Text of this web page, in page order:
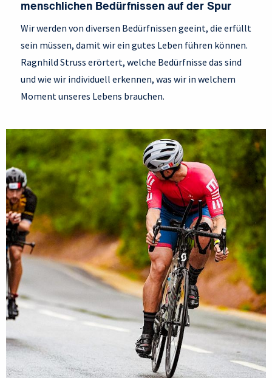
menschlichen Bedürfnissen auf der Spur
Wir werden von diversen Bedürfnissen geeint, die erfüllt
sein müssen, damit wir ein gutes Leben führen können.
Ragnhild Struss erörtert, welche Bedürfnisse das sind
und wie wir individuell erkennen, was wir in welchem
Moment unseres Lebens brauchen.